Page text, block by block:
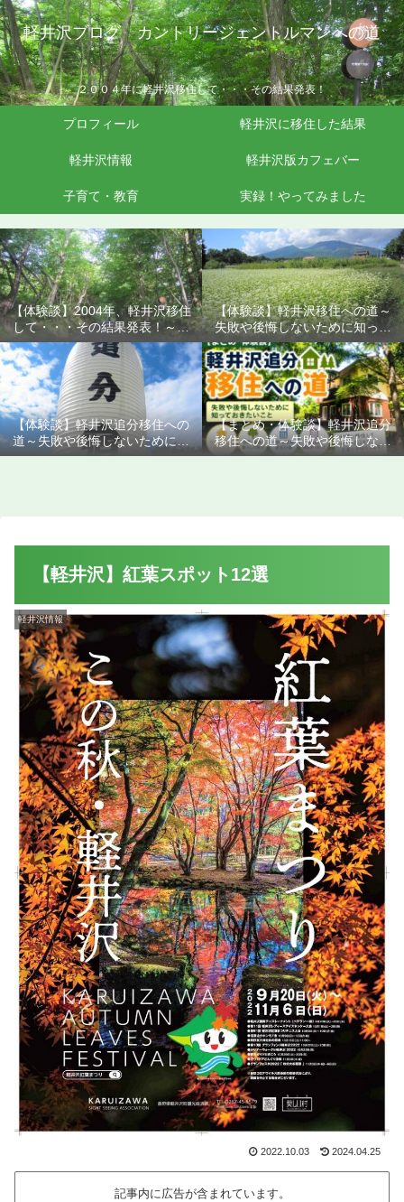
軽井沢ブログ カントリージェントルマンへの道
２００４年に軽井沢移住して・・・その結果発表！
プロフィール 軽井沢に移住した結果
軽井沢情報 軽井沢版カフェバー
子育て・教育 実録！やってみました
【体験談】2004年、軽井沢移住
して・・・その結果発表！～失
敗や後悔しないために知ってお
きたいこと
【体験談】軽井沢移住への道～
失敗や後悔しないために知って
おきたいこと
【体験談】軽井沢追分移住への
道～失敗や後悔しないために知
っておきたいこと
【まとめ・体験談】軽井沢追分
移住への道～失敗や後悔しない
ために知っておきたいこと
【軽井沢】紅葉スポット12選
軽井沢情報
2022.10.03 2024.04.25
記事内に広告が含まれています。